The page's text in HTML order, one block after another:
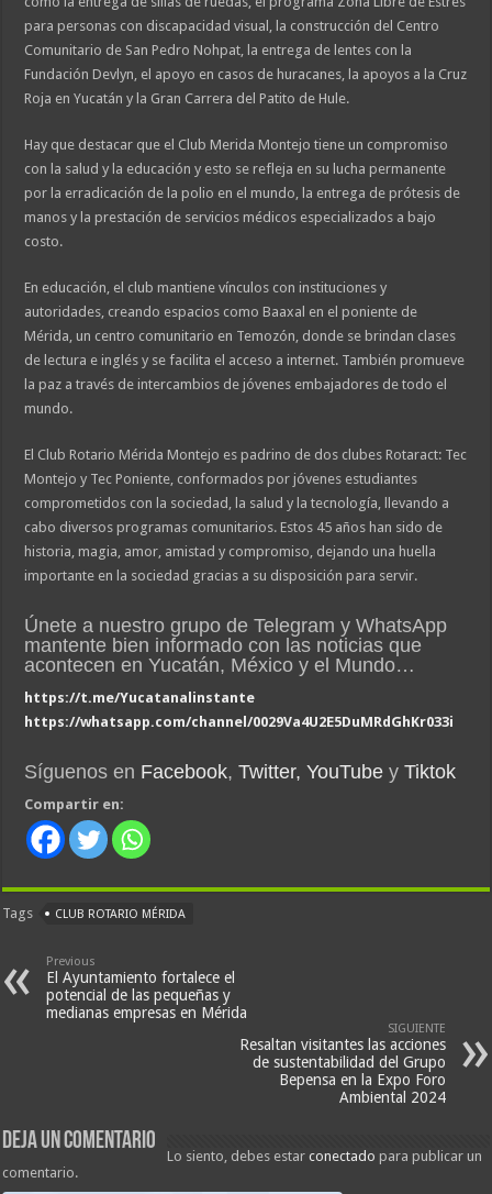
para personas con discapacidad visual, la construcción del Centro
Comunitario de San Pedro Nohpat, la entrega de lentes con la
Fundación Devlyn, el apoyo en casos de huracanes, la apoyos a la Cruz
Roja en Yucatán y la Gran Carrera del Patito de Hule.
Hay que destacar que el Club Merida Montejo tiene un compromiso
con la salud y la educación y esto se refleja en su lucha permanente
por la erradicación de la polio en el mundo, la entrega de prótesis de
manos y la prestación de servicios médicos especializados a bajo
costo.
En educación, el club mantiene vínculos con instituciones y
autoridades, creando espacios como Baaxal en el poniente de
Mérida, un centro comunitario en Temozón, donde se brindan clases
de lectura e inglés y se facilita el acceso a internet. También promueve
la paz a través de intercambios de jóvenes embajadores de todo el
mundo.
El Club Rotario Mérida Montejo es padrino de dos clubes Rotaract: Tec
Montejo y Tec Poniente, conformados por jóvenes estudiantes
comprometidos con la sociedad, la salud y la tecnología, llevando a
cabo diversos programas comunitarios. Estos 45 años han sido de
historia, magia, amor, amistad y compromiso, dejando una huella
importante en la sociedad gracias a su disposición para servir.
Únete a nuestro grupo de Telegram y WhatsApp
mantente bien informado con las noticias que
acontecen en Yucatán, México y el Mundo…
https://t.me/Yucatanalinstante
https://whatsapp.com/channel/0029Va4U2E5DuMRdGhKr033i
Síguenos en Facebook,Twitter, YouTube yTiktok
Compartir en:
Tags CLUB ROTARIO MÉRIDA
Previous
El Ayuntamiento fortalece el
potencial de las pequeñas y
medianas empresas en Mérida
SIGUIENTE
Resaltan visitantes las acciones
de sustentabilidad del Grupo
Bepensa en la Expo Foro
Ambiental 2024
Deja un comentario
Lo siento, debes estarconectado para publicar un
comentario.